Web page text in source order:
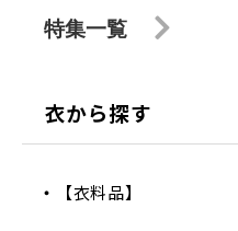
特集一覧
衣から探す
【衣料品】